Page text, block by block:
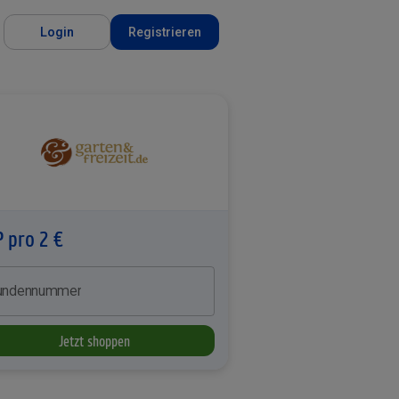
Login Registrieren
pro 2 €
Jetzt shoppen